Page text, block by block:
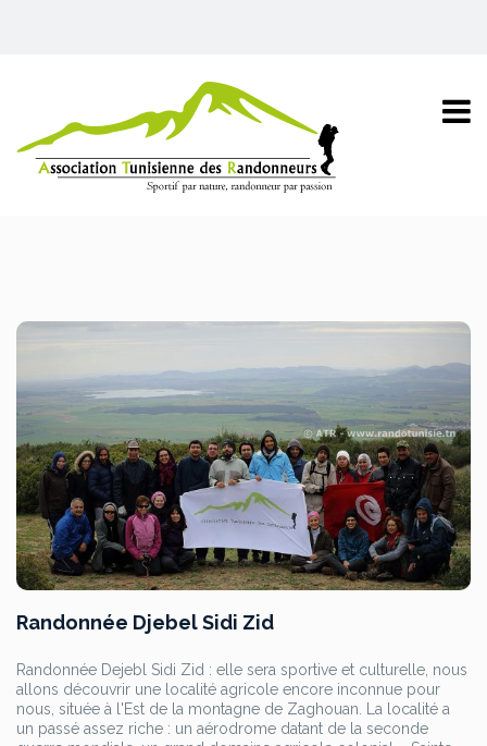
Randonnée Djebel Sidi Zid
Randonnée Dejebl Sidi Zid : elle sera sportive et culturelle, nous
allons découvrir une localité agricole encore inconnue pour
nous, située à l'Est de la montagne de Zaghouan. La localité a
un passé assez riche : un aérodrome datant de la seconde